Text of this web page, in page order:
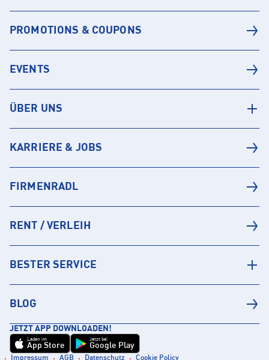
PROMOTIONS & COUPONS
EVENTS
ÜBER UNS
KARRIERE & JOBS
FIRMENRADL
RENT / VERLEIH
BESTER SERVICE
BLOG
JETZT APP DOWNLOADEN!
Laden im
App Store
Jetzt bei
Google Play
Impressum AGB Datenschutz Cookie Policy